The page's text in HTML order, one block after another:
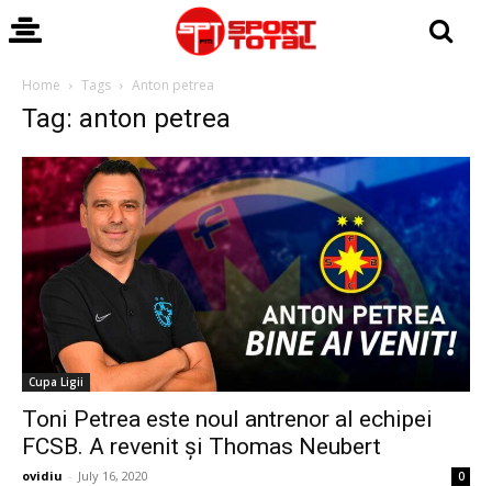
Home Tags Anton petrea
Tag: anton petrea
Cupa Ligii
Toni Petrea este noul antrenor al echipei
FCSB. A revenit și Thomas Neubert
ovidiu - July 16, 2020 0